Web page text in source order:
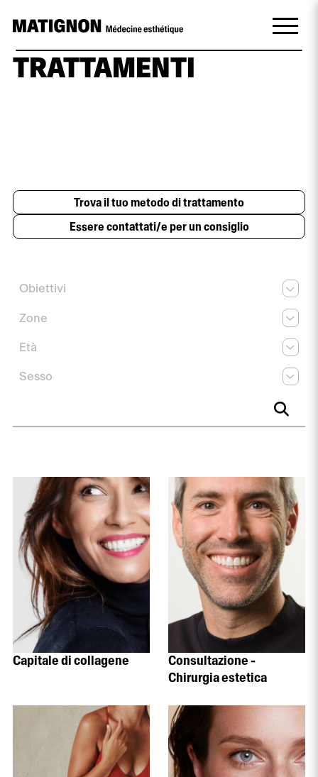
TRATTAMENTI
Trova il tuo metodo di trattamento
Essere contattati/e per un consiglio
Obiettivi
Zone
Età
Sesso
Capitale di collagene
Consultazione -
Chirurgia estetica